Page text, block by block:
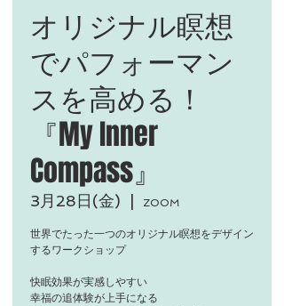
オリジナル瞑想
でパフォーマン
スを高める！
『My Inner
Compass』
3月28日(金)
  |
ZOOM
世界でたった一つのオリジナル瞑想をデザイン
するワークショップ
快眠効果が実感しやすい
幸福の追体験が上手になる